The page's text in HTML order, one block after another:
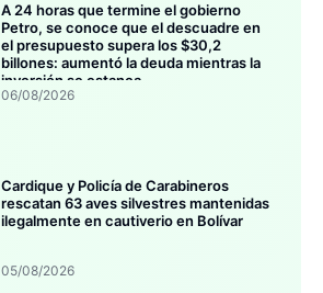
A 24 horas que termine el gobierno
Petro, se conoce que el descuadre en
el presupuesto supera los $30,2
billones: aumentó la deuda mientras la
inversión se estanca
06/08/2026
Cardique y Policía de Carabineros
rescatan 63 aves silvestres mantenidas
ilegalmente en cautiverio en Bolívar
05/08/2026